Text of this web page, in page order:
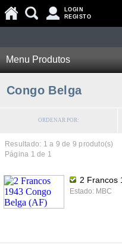
LOGIN
REGISTO
Menu Produtos
Congo Belga
ORDENAR POR:
Resultado: 1 a 9 de 9 produto(s)
Página 1 de 1
2 Francos
Estado: MBC